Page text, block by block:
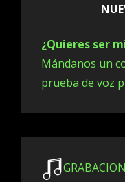
¿Quieres ser
Mándanos un
prueba de voz